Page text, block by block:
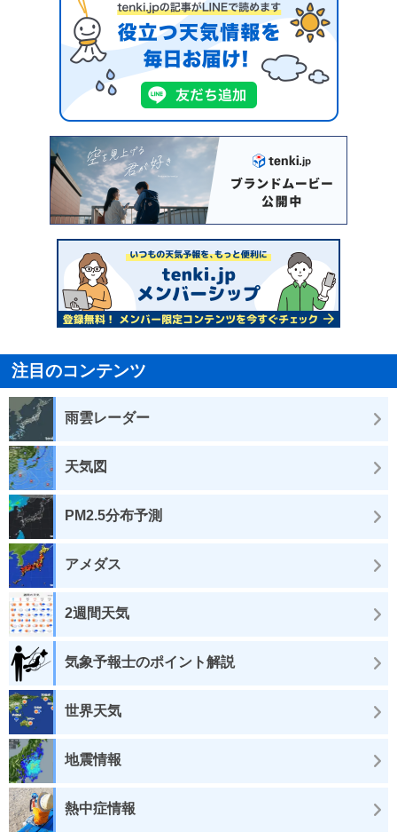
注目のコンテンツ
雨雲レーダー
天気図
PM2.5分布予測
アメダス
2週間天気
気象予報士のポイント解説
世界天気
地震情報
熱中症情報